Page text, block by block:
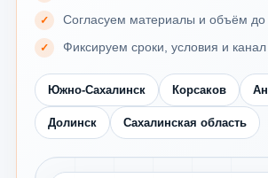
Согласуем материалы и объём до
Фиксируем сроки, условия и канал
Южно-Сахалинск Корсаков
Долинск Сахалинская область